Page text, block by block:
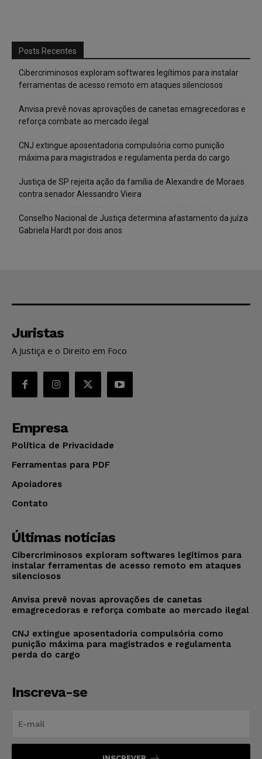
Posts Recentes
Cibercriminosos exploram softwares legítimos para instalar
ferramentas de acesso remoto em ataques silenciosos
Anvisa prevê novas aprovações de canetas emagrecedoras e
reforça combate ao mercado ilegal
CNJ extingue aposentadoria compulsória como punição
máxima para magistrados e regulamenta perda do cargo
Justiça de SP rejeita ação da família de Alexandre de Moraes
contra senador Alessandro Vieira
Conselho Nacional de Justiça determina afastamento da juíza
Gabriela Hardt por dois anos
Juristas
A Justiça e o Direito em Foco
Empresa
Política de Privacidade
Ferramentas para PDF
Apoiadores
Contato
Últimas notícias
Cibercriminosos exploram softwares legítimos para
instalar ferramentas de acesso remoto em ataques
silenciosos
Anvisa prevê novas aprovações de canetas
emagrecedoras e reforça combate ao mercado ilegal
CNJ extingue aposentadoria compulsória como
punição máxima para magistrados e regulamenta
perda do cargo
Inscreva-se